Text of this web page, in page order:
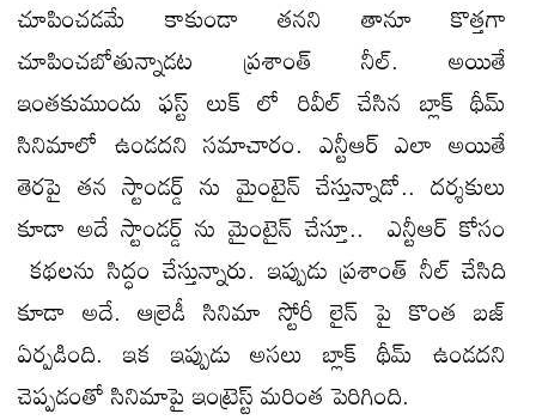
చూపించడమే కాకుండా తనని తానూ కొత్తగా
చూపించబోతున్నాడట ప్రశాంత్ నీల్. అయితే
ఇంతకుముందు ఫస్ట్ లుక్ లో రివీల్ చేసిన బ్లాక్ థీమ్
సినిమాలో ఉండదని సమాచారం. ఎన్టీఆర్ ఎలా అయితే
తెరపై తన స్టాండర్డ్ ను మైంటైన్ చేస్తున్నాడో.. దర్శకులు
కూడా అదే స్టాండర్డ్ ను మైంటైన్ చేస్తూ.. ఎన్టీఆర్ కోసం
కథలను సిద్ధం చేస్తున్నారు. ఇప్పుడు ప్రశాంత్ నీల్ చేసిది
కూడా అదే. ఆల్రెడీ సినిమా స్టోరీ లైన్ పై కొంత బజ్
ఏర్పడింది. ఇక ఇప్పుడు అసలు బ్లాక్ థీమ్ ఉండదని
చెప్పడంతో సినిమాపై ఇంట్రెస్ట్ మరింత పెరిగింది.